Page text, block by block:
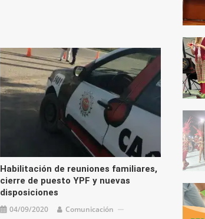
Habilitación de reuniones familiares,
cierre de puesto YPF y nuevas
disposiciones
04/09/2020 Comunicación